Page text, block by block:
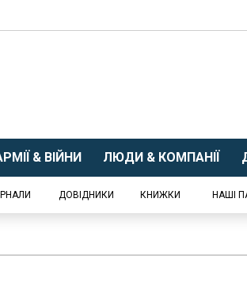
& ВІЙНИ ЛЮДИ & КОМПАНІЇ
ДОВІДНИКИ КНИЖКИ НАШІ